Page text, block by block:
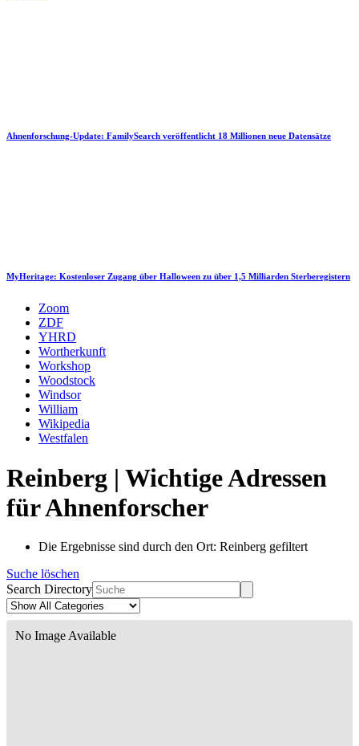
Ahnenforschung-Update: FamilySearch veröffentlicht 18 Millionen neue Datensätze
MyHeritage: Kostenloser Zugang über Halloween zu über 1,5 Milliarden Sterberegistern
Zoom
ZDF
YHRD
Wortherkunft
Workshop
Woodstock
Windsor
William
Wikipedia
Westfalen
Reinberg | Wichtige Adressen
für Ahnenforscher
Die Ergebnisse sind durch den Ort: Reinberg gefiltert
Suche löschen
Search Directory
No Image Available